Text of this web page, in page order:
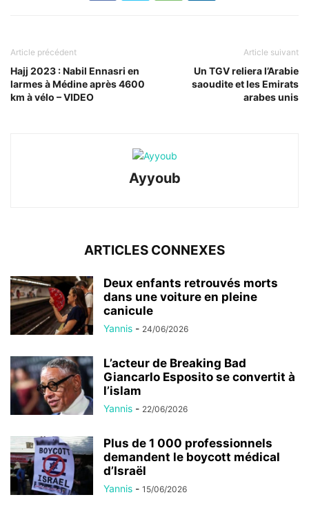
Article précédent
Hajj 2023 : Nabil Ennasri en
larmes à Médine après 4600
km à vélo – VIDEO
Article suivant
Un TGV reliera l’Arabie
saoudite et les Emirats
arabes unis
Ayyoub
ARTICLES CONNEXES
Deux enfants retrouvés morts
dans une voiture en pleine
canicule
Yannis - 24/06/2026
L’acteur de Breaking Bad
Giancarlo Esposito se convertit à
l’islam
Yannis - 22/06/2026
Plus de 1 000 professionnels
demandent le boycott médical
d’Israël
Yannis - 15/06/2026